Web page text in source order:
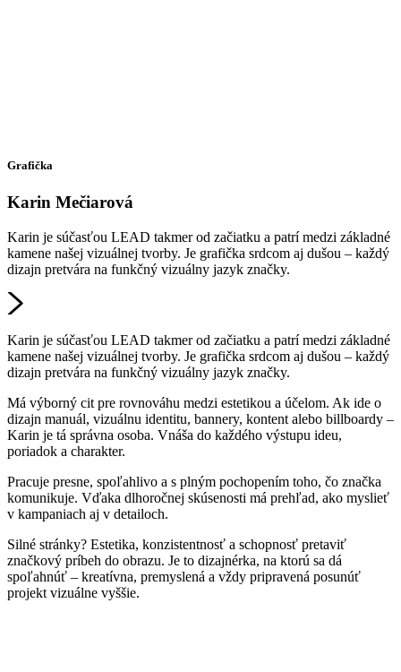
Grafička
Karin Mečiarová
Karin je súčasťou LEAD takmer od začiatku a patrí medzi základné
kamene našej vizuálnej tvorby. Je grafička srdcom aj dušou – každý
dizajn pretvára na funkčný vizuálny jazyk značky.
Karin je súčasťou LEAD takmer od začiatku a patrí medzi základné
kamene našej vizuálnej tvorby. Je grafička srdcom aj dušou – každý
dizajn pretvára na funkčný vizuálny jazyk značky.
Má výborný cit pre rovnováhu medzi estetikou a účelom. Ak ide o
dizajn manuál, vizuálnu identitu, bannery, kontent alebo billboardy –
Karin je tá správna osoba. Vnáša do každého výstupu ideu,
poriadok a charakter.
Pracuje presne, spoľahlivo a s plným pochopením toho, čo značka
komunikuje. Vďaka dlhoročnej skúsenosti má prehľad, ako myslieť
v kampaniach aj v detailoch.
Silné stránky? Estetika, konzistentnosť a schopnosť pretaviť
značkový príbeh do obrazu. Je to dizajnérka, na ktorú sa dá
spoľahnúť – kreatívna, premyslená a vždy pripravená posunúť
projekt vizuálne vyššie.